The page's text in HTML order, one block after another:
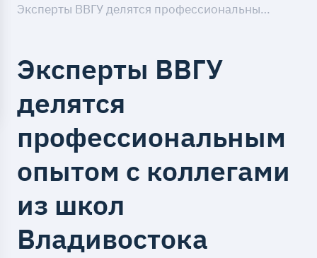
Эксперты ВВГУ делятся профессиональным опытом с коллегами из школ Владивостока
Эксперты ВВГУ
делятся
профессиональным
опытом с коллегами
из школ
Владивостока